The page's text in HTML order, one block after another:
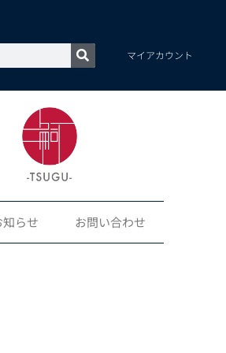
マイアカウント
知らせ お問い合わせ